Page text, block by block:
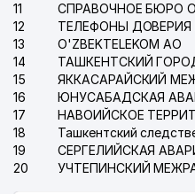
11
12
13
O'ZBEKTELEKOM АО
14
15
16
17
18
19
20